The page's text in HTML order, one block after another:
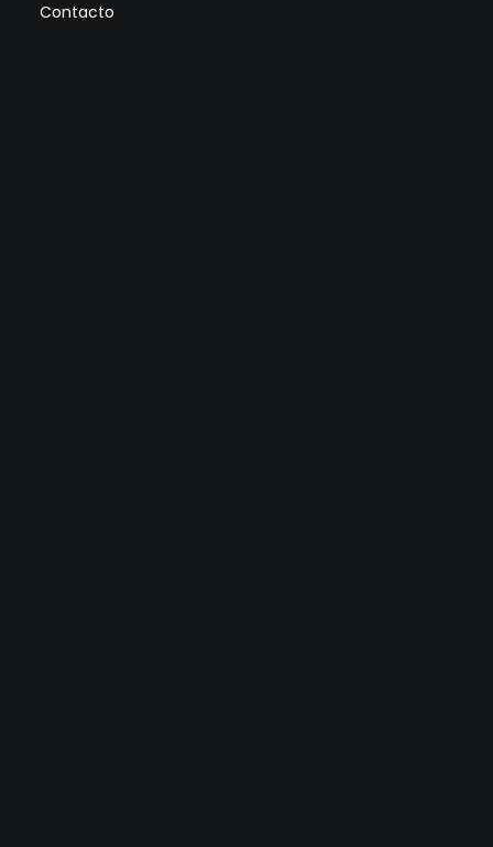
Contacto